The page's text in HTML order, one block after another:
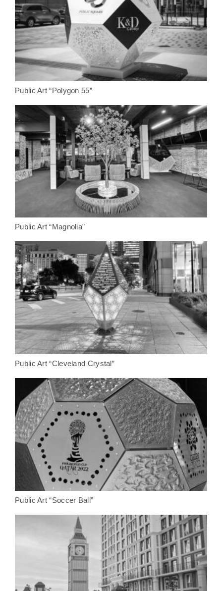
Public Art “Polygon 55”
Public Art “Magnolia”
Public Art “Cleveland Crystal”
Public Art “Soccer Ball”